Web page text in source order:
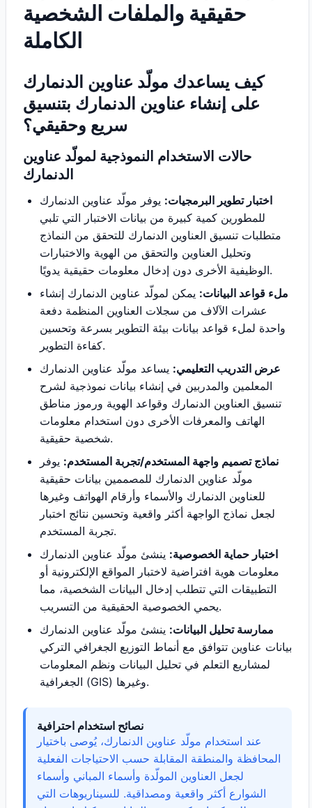
حقيقية والملفات الشخصية
الكاملة
كيف يساعدك مولّد عناوين الدنمارك
على إنشاء عناوين الدنمارك بتنسيق
سريع وحقيقي؟
حالات الاستخدام النموذجية لمولّد عناوين
الدنمارك
اختبار تطوير البرمجيات: يوفر مولّد عناوين الدنمارك
للمطورين كمية كبيرة من بيانات الاختبار التي تلبي
متطلبات تنسيق العناوين الدنمارك للتحقق من النماذج
وتحليل العناوين والتحقق من الهوية والاختبارات
الوظيفية الأخرى دون إدخال معلومات حقيقية يدويًا.
ملء قواعد البيانات: يمكن لمولّد عناوين الدنمارك إنشاء
عشرات الآلاف من سجلات العناوين المنظمة دفعة
واحدة لملء قواعد بيانات بيئة التطوير بسرعة وتحسين
كفاءة التطوير.
عرض التدريب التعليمي: يساعد مولّد عناوين الدنمارك
المعلمين والمدربين في إنشاء بيانات نموذجية لشرح
تنسيق العناوين الدنمارك وقواعد الهوية ورموز مناطق
الهاتف والمعرفات الأخرى دون استخدام معلومات
شخصية حقيقية.
نماذج تصميم واجهة المستخدم/تجربة المستخدم: يوفر
مولّد عناوين الدنمارك للمصممين بيانات حقيقية
للعناوين الدنمارك والأسماء وأرقام الهواتف وغيرها
لجعل نماذج الواجهة أكثر واقعية وتحسين نتائج اختبار
تجربة المستخدم.
اختبار حماية الخصوصية: ينشئ مولّد عناوين الدنمارك
معلومات هوية افتراضية لاختبار المواقع الإلكترونية أو
التطبيقات التي تتطلب إدخال البيانات الشخصية، مما
يحمي الخصوصية الحقيقية من التسريب.
ممارسة تحليل البيانات: ينشئ مولّد عناوين الدنمارك
بيانات عناوين تتوافق مع أنماط التوزيع الجغرافي التركي
لمشاريع التعلم في تحليل البيانات ونظم المعلومات
الجغرافية (GIS) وغيرها.
نصائح استخدام احترافية
عند استخدام مولّد عناوين الدنمارك، يُوصى باختيار
المحافظة والمنطقة المقابلة حسب الاحتياجات الفعلية
لجعل العناوين المولّدة وأسماء المباني وأسماء
الشوارع أكثر واقعية ومصداقية. للسيناريوهات التي